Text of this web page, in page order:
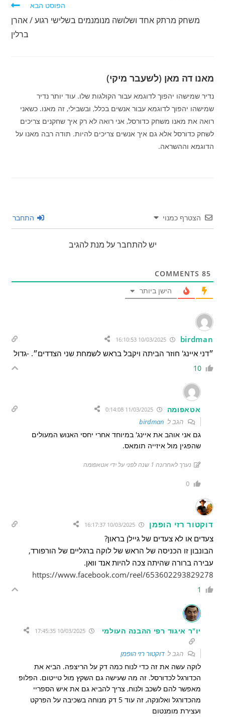
הפוסט הבא
משחק מרתק אחד ושלושה מנומנמים בשלישי רגוע / אהרן
ברלין
מאנו דה מאן (לשעבר מיקי)
נדיר שמישהו יהפוך לדוגמא עבור הקולגות שלו. עוד יותר נדיר
שמישהו יהפוך לדוגמא עבור אנשים בכלל, ובשבילי, זה מאנו. כשאני
רואה את מאנו משחק כדורסל, אני רואה לא רק איך שחקנים צריכים
לשחק כדורסל אלא גם איך אנשים צריכים להיות. תודה רבה מאנו על
הדוגמא וההשראה.
הצטרף כמנוי התחבר
יש להתחבר על מנת להגיב
85
הישן ביותר
birdman
10/03/2025 16:10:53
״דני איינג' חוזר הביתה ויקבל בראש לשמחת שני הצדדים״. -גדול
10
אטאפומה 11/03/2025 0:14:08
הגב ל birdman
גם אני אוהב את איינג' במיוחד אחרי יחסי האנוש המעולים
שהפגין מול איזייה תומאס.
נערך לאחרונה 1 שנה לפני על ידי אטאפומה
0
דוקטור רזי הופמן
צעדים או לא צעדים של גיילן בראון?
הבונבון זו הכניסה של הראש של לוקה ברגליים של הורפורד,
עבירה ברורה שהיתה צכה להיות אנד וואן.
https://www.facebook.com/reel/653602293829278
1
יו"ר איגוד רפי ההבנה העולמי 10/03/2025 17:45:35
הגב לדוקטור רזי הופמן
לוקה עשה את זה כדי לנוח כמה דק על הריצפה. הביא את
הכדורגל לכדורסל. זה מה שעישה גם השקץ מול טייטום. הפלופ
מאפשר להם לשכב ולנוח, צריך להביא גם את איש הספריי
מהכדורגל ואלונקה, זה עוד 5 דק מנוחה בשכיבה על הפרקט
ועצירת מומנטום